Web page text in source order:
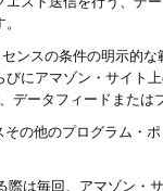
ンスの条件の明示的
にアマゾン・サイト
データフィードまた
の他のプログラム・
は毎回、アマゾン